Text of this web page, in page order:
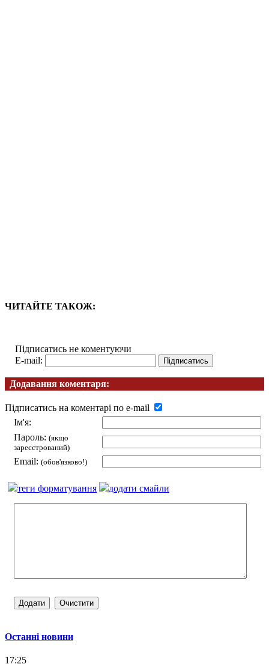
ЧИТАЙТЕ ТАКОЖ:
Підписатись не коментуючи
E-mail:
Додавання коментаря:
Підписатись на коментарі по e-mail
Ім'я:
Пароль: (якщо
зареєстрований)
Email: (обов'язково!)
теги форматування додати смайли
Останні новини
17:25